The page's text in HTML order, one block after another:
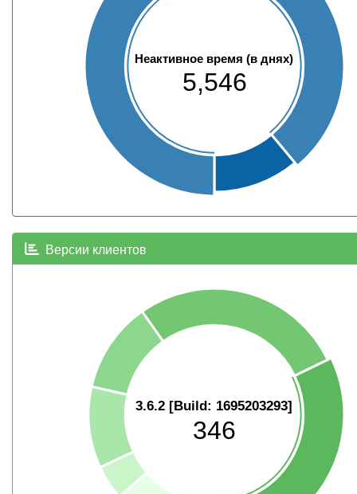
Неактивное время (в днях)
5,546
Версии клиентов
3.6.2 [Build: 1695203293]
346